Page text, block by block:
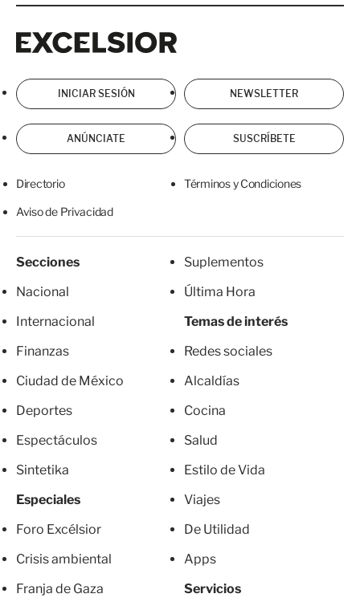
INICIAR SESIÓN NEWSLETTER
ANÚNCIATE SUSCRÍBETE
Directorio Términos y Condiciones
Aviso de Privacidad
Secciones
Nacional
Internacional
Finanzas
Ciudad de México
Deportes
Espectáculos
Sintetika
Especiales
Foro Excélsior
Crisis ambiental
Franja de Gaza
Suplementos
Última Hora
Temas de interés
Redes sociales
Alcaldías
Cocina
Salud
Estilo de Vida
Viajes
De Utilidad
Apps
Servicios